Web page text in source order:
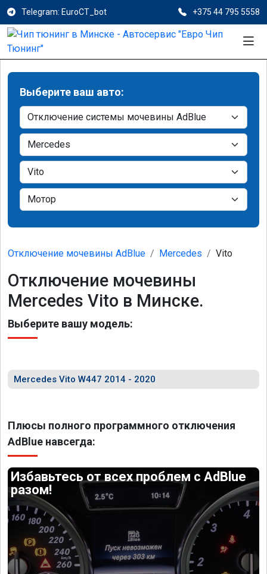
Telegram: EuroCT_bot +375 44 795 5558
Выберите ваш авто:
Отключение мочевины AdBlue Mercedes Vito
Отключение мочевины
Mercedes Vito в Минске.
Выберите вашу модель:
Mercedes Vito W447 2014 - 2020
Плюсы полного программного отключения
AdBlue навсегда:
Избавьтесь от всех проблем с AdBlue
разом!